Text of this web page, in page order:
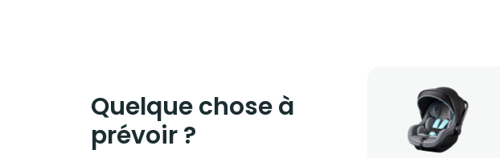
Quelque chose à
prévoir ?